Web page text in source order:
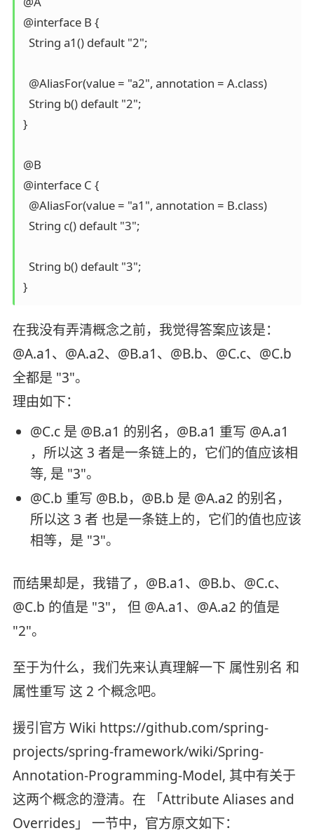
@interface B {
  String a1() default "2";
  @AliasFor(value = "a2", annotation = A.class)
  String b() default "2";
}
@B
@interface C {
  @AliasFor(value = "a1", annotation = B.class)
  String c() default "3";
  String b() default "3";
}
在我没有弄清概念之前，我觉得答案应该是：
@A.a1、@A.a2、@B.a1、@B.b、@C.c、@C.b
全都是 "3"。
理由如下：
@C.c 是 @B.a1 的别名，@B.a1 重写 @A.a1
，所以这 3 者是一条链上的，它们的值应该相
等, 是 "3"。
@C.b 重写 @B.b，@B.b 是 @A.a2 的别名，
所以这 3 者 也是一条链上的，它们的值也应该
相等，是 "3"。
而结果却是，我错了，@B.a1、@B.b、@C.c、
@C.b 的值是 "3"， 但 @A.a1、@A.a2 的值是
"2"。
至于为什么，我们先来认真理解一下 属性别名 和
属性重写 这 2 个概念吧。
援引官方 Wiki https://github.com/spring-
projects/spring-framework/wiki/Spring-
Annotation-Programming-Model, 其中有关于
这两个概念的澄清。在 「Attribute Aliases and
Overrides」 一节中，官方原文如下：